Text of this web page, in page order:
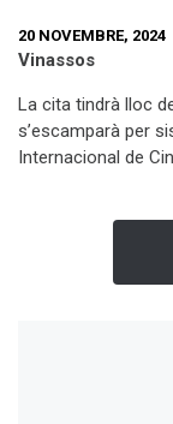
20 NOVEMBRE, 2024
Vinassos
La cita tindrà lloc
s’escamparà per
Internacional de